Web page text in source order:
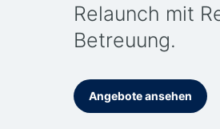
Relaunch mit
Betreuung.
Angebote ansehen